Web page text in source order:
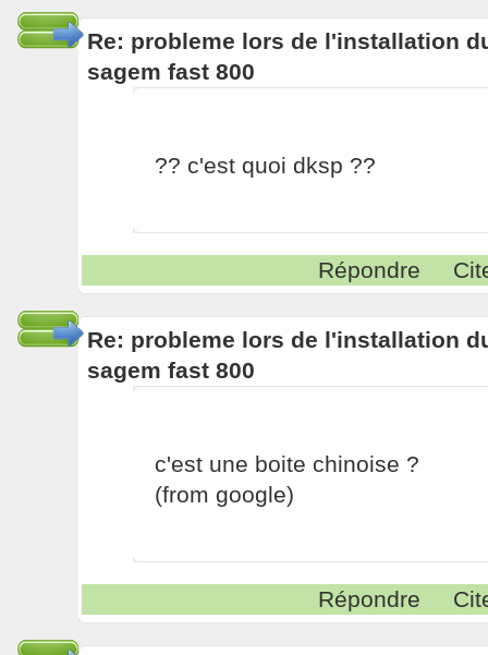
Re: probleme lors de l'installation
sagem fast 800
?? c'est quoi dksp ??
Répondre
Re: probleme lors de l'installation
sagem fast 800
c'est une boite chinoise ?
(from google)
Répondre